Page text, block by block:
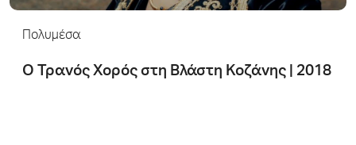
Πολυμέσα
Ο Τρανός Χορός στη Βλάστη Κοζάνης | 2018